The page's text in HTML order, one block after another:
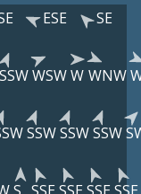
ESE SE
SSWWSWW WNW
SSWSSWSSW